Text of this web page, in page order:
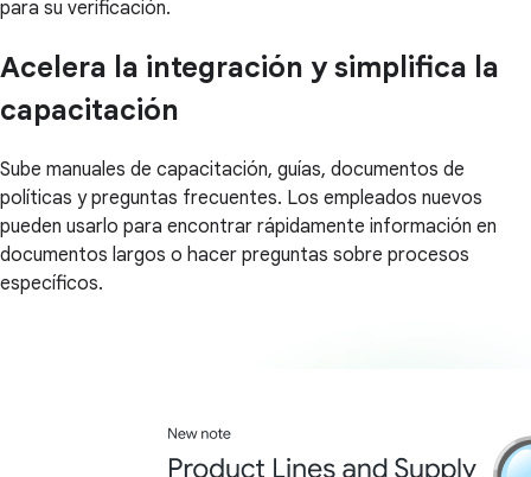
para su verificación.
Acelera la integración y simplifica la
capacitación
Sube manuales de capacitación, guías, documentos de
políticas y preguntas frecuentes. Los empleados nuevos
pueden usarlo para encontrar rápidamente información en
documentos largos o hacer preguntas sobre procesos
específicos.